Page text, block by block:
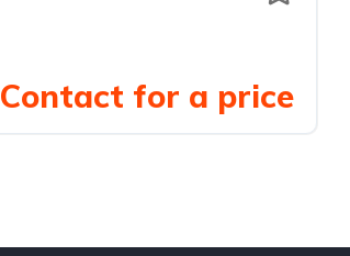
Contact for a price